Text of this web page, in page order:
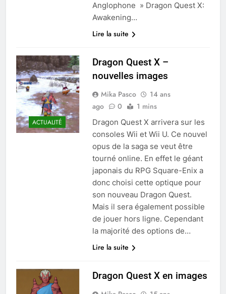
Anglophone » Dragon Quest X:
Awakening…
Lire la suite
ACTUALITÉ
Dragon Quest X –
nouvelles images
Mika Pasco
14 ans
ago
0 1 mins
Dragon Quest X arrivera sur les
consoles Wii et Wii U. Ce nouvel
opus de la saga se veut être
tourné online. En effet le géant
japonais du RPG Square-Enix a
donc choisi cette optique pour
son nouveau Dragon Quest.
Mais il sera également possible
de jouer hors ligne. Cependant
la majorité des options de…
Lire la suite
Dragon Quest X en images